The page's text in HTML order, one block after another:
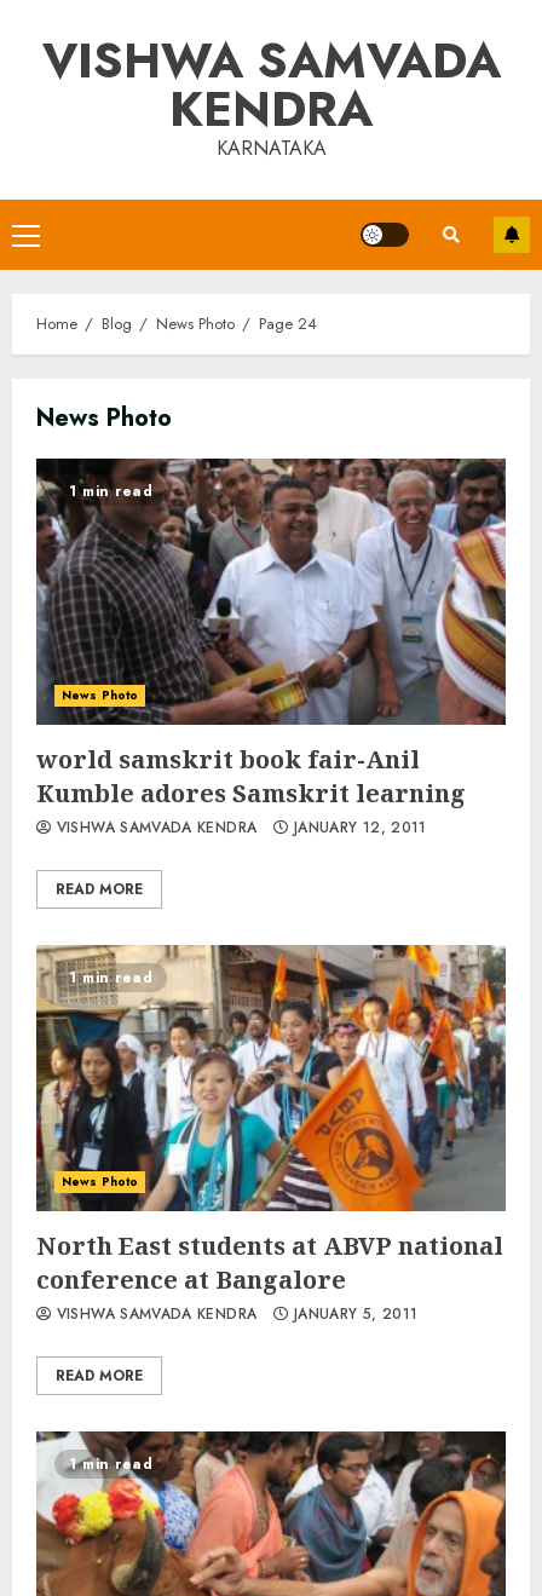
contentVISHWA SAMVADA
KENDRA
KARNATAKA
Primary
Menu
Home Blog News Photo Page 24
News Photo
1 min read
News Photo
world samskrit book fair-Anil
Kumble adores Samskrit learning
VISHWA SAMVADA KENDRA JANUARY 12, 2011
READ MORE
1 min read
News Photo
North East students at ABVP national
conference at Bangalore
VISHWA SAMVADA KENDRA JANUARY 5, 2011
READ MORE
1 min read